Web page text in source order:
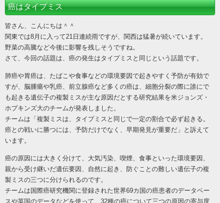
癌はタイプミス
皆さん、こんにちは＾＾
関東では8月に入って21日連続雨ですが、関西は猛暑が続いています。
野菜の高騰など今後に影響を残しそうですね。
さて、今回の話題は、癌の発生はタイプミスと同じという話題です。
肺癌や胃癌は、たばこや食事などの環境要因で起きやすく予防が有効で
すが、脳腫瘍や乳癌、前立腺癌など多くの癌は、細胞分裂の際に誰にで
も起きる遺伝子の複製ミスが主な原因だとする研究結果を米ジョンズ・
ホプキンズ大のチームが発表しました。
チームは「複製ミスは、タイプミスと同じで一定の割合で必ず起きる。
癌との戦いに勝つには、予防だけでなく、早期発見が重要だ」と訴えて
います。
癌の原因には大きく分けて、大気汚染、喫煙、食事といった環境要因、
親から受け継いだ遺伝要因、自然に起き、防ぐことの難しい遺伝子の複
製ミスの三つに分けられるのです。
チームは国際癌研究機関に登録された世界69カ国の癌患者のデータベー
スや英国のデータなどを使って、32種の癌について三つの原因の寄与度